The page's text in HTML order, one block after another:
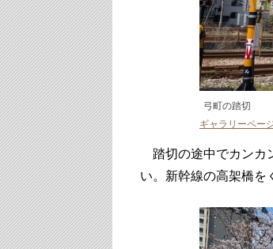
弓町の踏切
ギャラリーペー
踏切の途中でカンカ
い。新幹線の高架橋を